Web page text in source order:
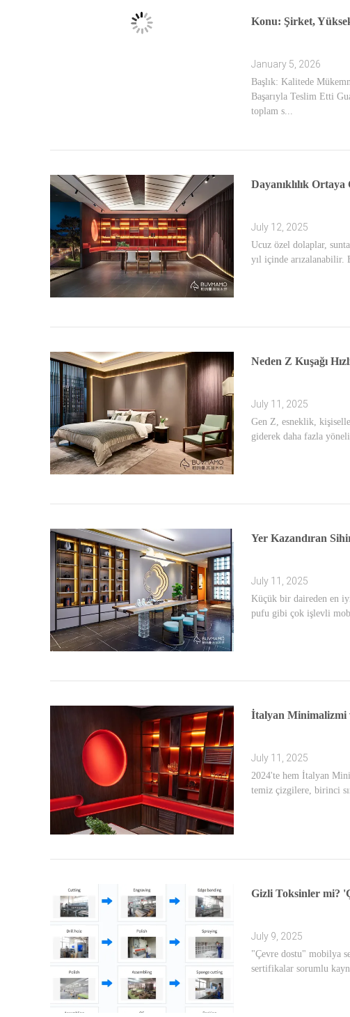
Konu: Şirket,
January 5, 2026
Başlık: Kalitede
Başarıyla Teslim Etti
toplam s...
Dayanıklılık
July 12, 2025
Ucuz özel dolaplar,
yıl içinde arızalanabilir.
Neden Z Kuşağı
July 11, 2025
Gen Z, esneklik,
giderek daha fazla
Yer Kazandıran
July 11, 2025
Küçük bir daireden en
pufu gibi çok işlevli
İtalyan Minimalizmi
July 11, 2025
2024'te hem İtalyan
temiz çizgilere, birinci
Gizli Toksinler mi?
July 9, 2025
"Çevre dostu" mobilya
sertifikalar sorumlu